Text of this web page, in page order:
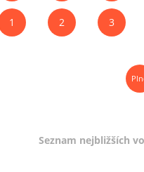
1 2 3
Seznam nejbližších